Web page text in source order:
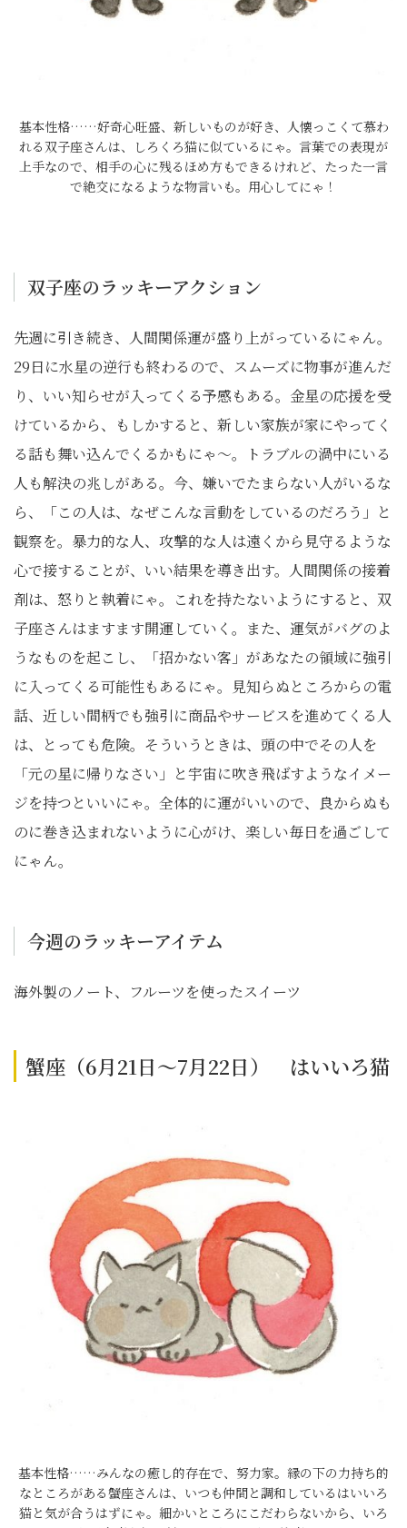
基本性格……好奇心旺盛、新しいものが好き、人懐っこくて慕わ
れる双子座さんは、しろくろ猫に似ているにゃ。言葉での表現が
上手なので、相手の心に残るほめ方もできるけれど、たった一言
で絶交になるような物言いも。用心してにゃ！
双子座のラッキーアクション
先週に引き続き、人間関係運が盛り上がっているにゃん。
29日に水星の逆行も終わるので、スムーズに物事が進んだ
り、いい知らせが入ってくる予感もある。金星の応援を受
けているから、もしかすると、新しい家族が家にやってく
る話も舞い込んでくるかもにゃ〜。トラブルの渦中にいる
人も解決の兆しがある。今、嫌いでたまらない人がいるな
ら、「この人は、なぜこんな言動をしているのだろう」と
観察を。暴力的な人、攻撃的な人は遠くから見守るような
心で接することが、いい結果を導き出す。人間関係の接着
剤は、怒りと執着にゃ。これを持たないようにすると、双
子座さんはますます開運していく。また、運気がバグのよ
うなものを起こし、「招かない客」があなたの領域に強引
に入ってくる可能性もあるにゃ。見知らぬところからの電
話、近しい間柄でも強引に商品やサービスを進めてくる人
は、とっても危険。そういうときは、頭の中でその人を
「元の星に帰りなさい」と宇宙に吹き飛ばすようなイメー
ジを持つといいにゃ。全体的に運がいいので、良からぬも
のに巻き込まれないように心がけ、楽しい毎日を過ごして
にゃん。
今週のラッキーアイテム
海外製のノート、フルーツを使ったスイーツ
蟹座（6月21日～7月22日） はいいろ猫
基本性格……みんなの癒し的存在で、努力家。縁の下の力持ち的
なところがある蟹座さんは、いつも仲間と調和しているはいいろ
猫と気が合うはずにゃ。細かいところにこだわらないから、いろ